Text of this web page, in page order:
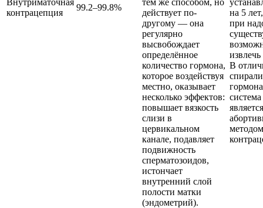
контрацепция
99.2–99.8%
действует по-
другому — она
регулярно
высвобождает
определённое
количество гормона,
которое воздействуя
местно, оказывает
несколько эффектов:
повышает вязкость
слизи в
цервикальном
канале, подавляет
подвижность
сперматозоидов,
истончает
внутренний слой
полости матки
(эндометрий).
на 5
при
В
является
методом